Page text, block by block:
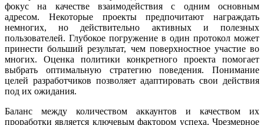
фокус на качестве взаимодействия с одним основным
адресом. Некоторые проекты предпочитают награждать
немногих, но действительно активных и полезных
пользователей. Глубокое погружение в один протокол может
принести больший результат, чем поверхностное участие во
многих. Оценка политики конкретного проекта помогает
выбрать оптимальную стратегию поведения. Понимание
целей разработчиков позволяет адаптировать свои действия
под их ожидания.
Баланс между количеством аккаунтов и качеством их
проработки является ключевым фактором успеха. Чрезмерное